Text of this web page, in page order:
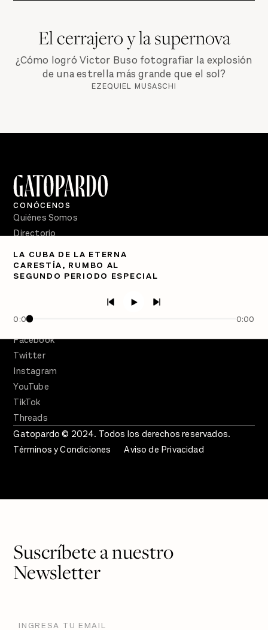
El cerrajero y la supernova
¿Cómo logró Victor Buso fotografiar la explosión
de una estrella más grande que el sol?
EZEQUIEL MUSASCHI
LA CUBA DE LA ETERNA
CARESTÍA, RUMBO AL
SEGUNDO PERIODO ESPECIAL
0:00 0:00
CONÓCENOS
Quiénes Somos
Directorio
PÓDCASTS
Semanario Gatopardo
Facebook
Twitter
Instagram
YouTube
TikTok
Threads
Gatopardo © 2024. Todos los derechos reservados.
Términos y Condiciones
Aviso de Privacidad
Suscríbete a nuestro
Newsletter